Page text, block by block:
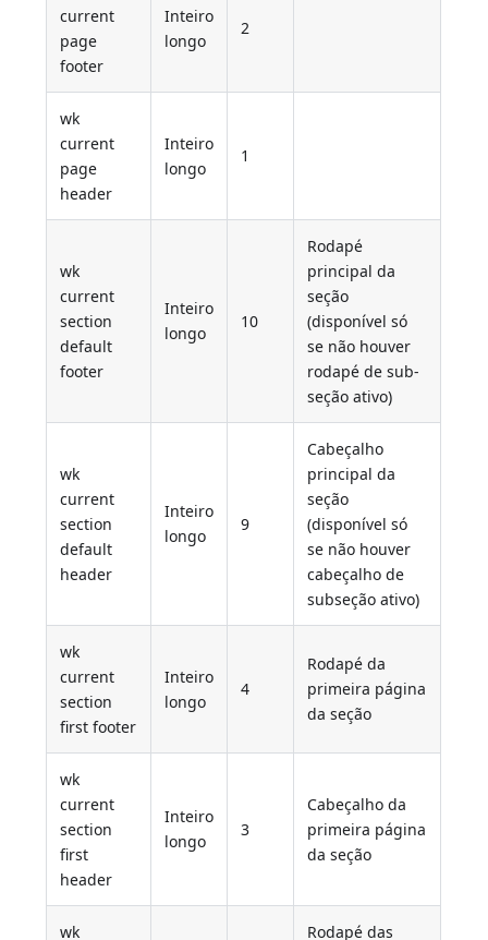
current
page
footer
Inteiro
longo
2
wk
current
page
header
Inteiro
longo
1
wk
current
section
default
footer
Inteiro
longo
10
Rodapé
principal da
seção
(disponível só
se não houver
rodapé de sub-
seção ativo)
wk
current
section
default
header
Inteiro
longo
9
Cabeçalho
principal da
seção
(disponível só
se não houver
cabeçalho de
subseção ativo)
wk
current
section
first footer
Inteiro
longo
4
Rodapé da
primeira página
da seção
wk
current
section
first
header
Inteiro
longo
3
Cabeçalho da
primeira página
da seção
wk Rodapé das